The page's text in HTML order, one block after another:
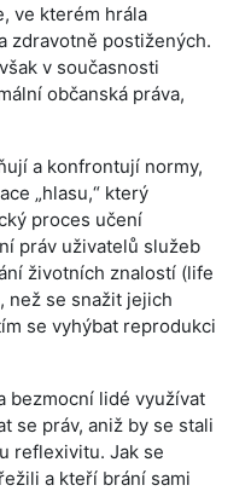
ve kterém hrála
zdravotně postižených.
v současnosti
občanská práva,
a konfrontují normy,
„hlasu,“ který
proces učení
práv uživatelů služeb
životních znalostí (life
než se snažit jejich
se vyhýbat reprodukci
bezmocní lidé využívat
se práv, aniž by se stali
reflexivitu. Jak se
a kteří brání sami